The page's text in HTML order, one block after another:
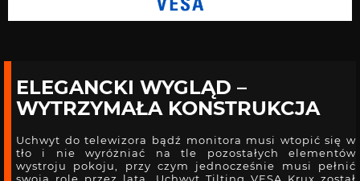
ELEGANCKI WYGLĄD –
WYTRZYMAŁA KONSTRUKCJA
Uchwyt do telewizora bądź monitora musi wtopić się w
tło i nie wyróżniać na tle pozostałych elementów
wystroju pokoju, przy czym jednocześnie musi pełnić
swoją rolę przez lata. Uchwyt Tilting VESA Krux został